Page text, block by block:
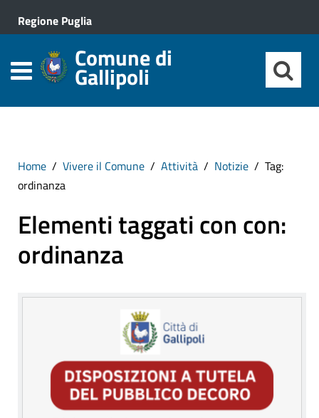
Regione Puglia
Comune di
Gallipoli
Home Vivere il Comune Attività Notizie
Tag:
ordinanza
Elementi taggati con con:
ordinanza